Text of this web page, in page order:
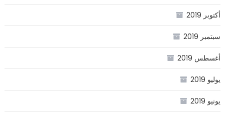
أكتوبر 2019
سبتمبر 2019
أغسطس 2019
يوليو 2019
يونيو 2019